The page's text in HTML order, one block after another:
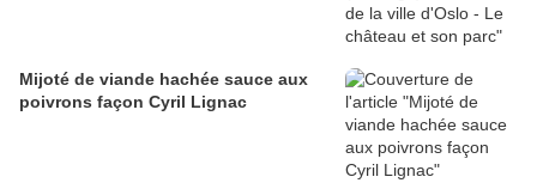
Mijoté de viande hachée sauce aux
poivrons façon Cyril Lignac